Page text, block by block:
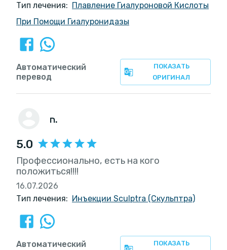
Тип лечения: Плавление Гиалуроновой Кислоты
При Помощи Гиалуронидазы
ПОКАЗАТЬ
ОРИГИНАЛ
Автоматический
перевод
ח.
5.0
Профессионально, есть на кого
положиться!!!!
16.07.2026
Тип лечения: Инъекции Sculptra (Скульптра)
ПОКАЗАТЬ
Автоматический